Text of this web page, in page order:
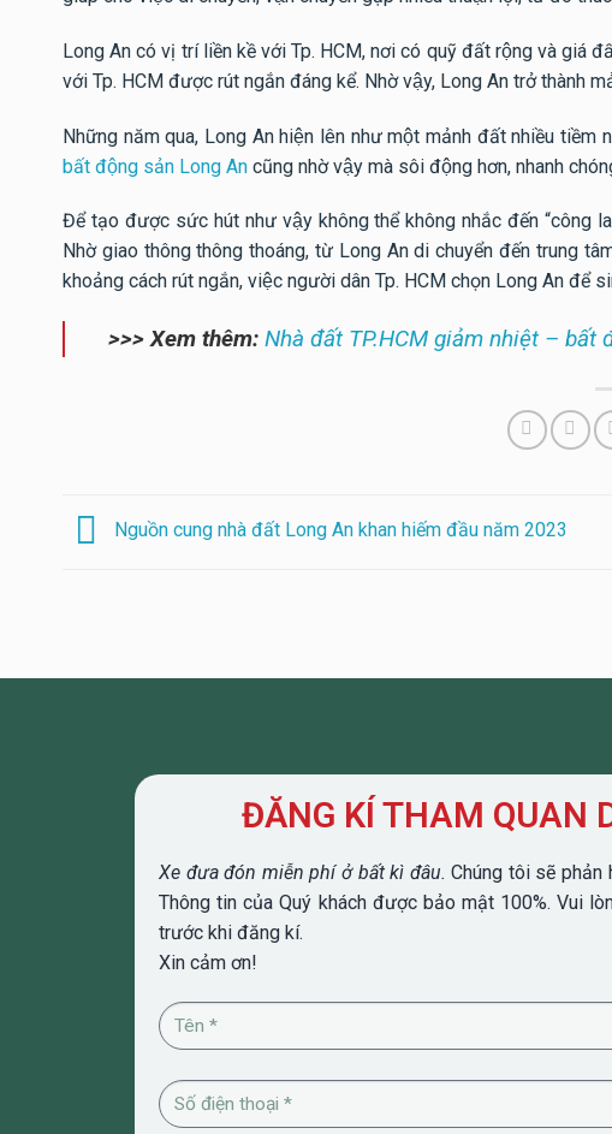
Long An có vị trí liền kề với Tp. HCM, nơi có quỹ đất rộng và giá
với Tp. HCM được rút ngắn đáng kể. Nhờ vậy, Long An trở thành
Những năm qua, Long An hiện lên như một mảnh đất nhiều
bất động sản Long An cũng nhờ vậy mà sôi động hơn, nhanh
Để tạo được sức hút như vậy không thể không nhắc đến “công
Nhờ giao thông thông thoáng, từ Long An di chuyển đến trung
khoảng cách rút ngắn, việc người dân Tp. HCM chọn Long An để
>>> Xem thêm: Nhà đất TP.HCM giảm nhiệt – bất
Nguồn cung nhà đất Long An khan hiếm đầu năm 2023
ĐĂNG KÍ THAM QUAN
Xe đưa đón miễn phí ở bất kì đâu.Chúng tôi sẽ
Thông tin của Quý khách được bảo mật 100%. Vui
trước khi đăng kí.
Xin cảm ơn!